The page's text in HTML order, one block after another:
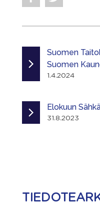
Suomen
Suomen
1.4.2024
Elokuun
31.8.2023